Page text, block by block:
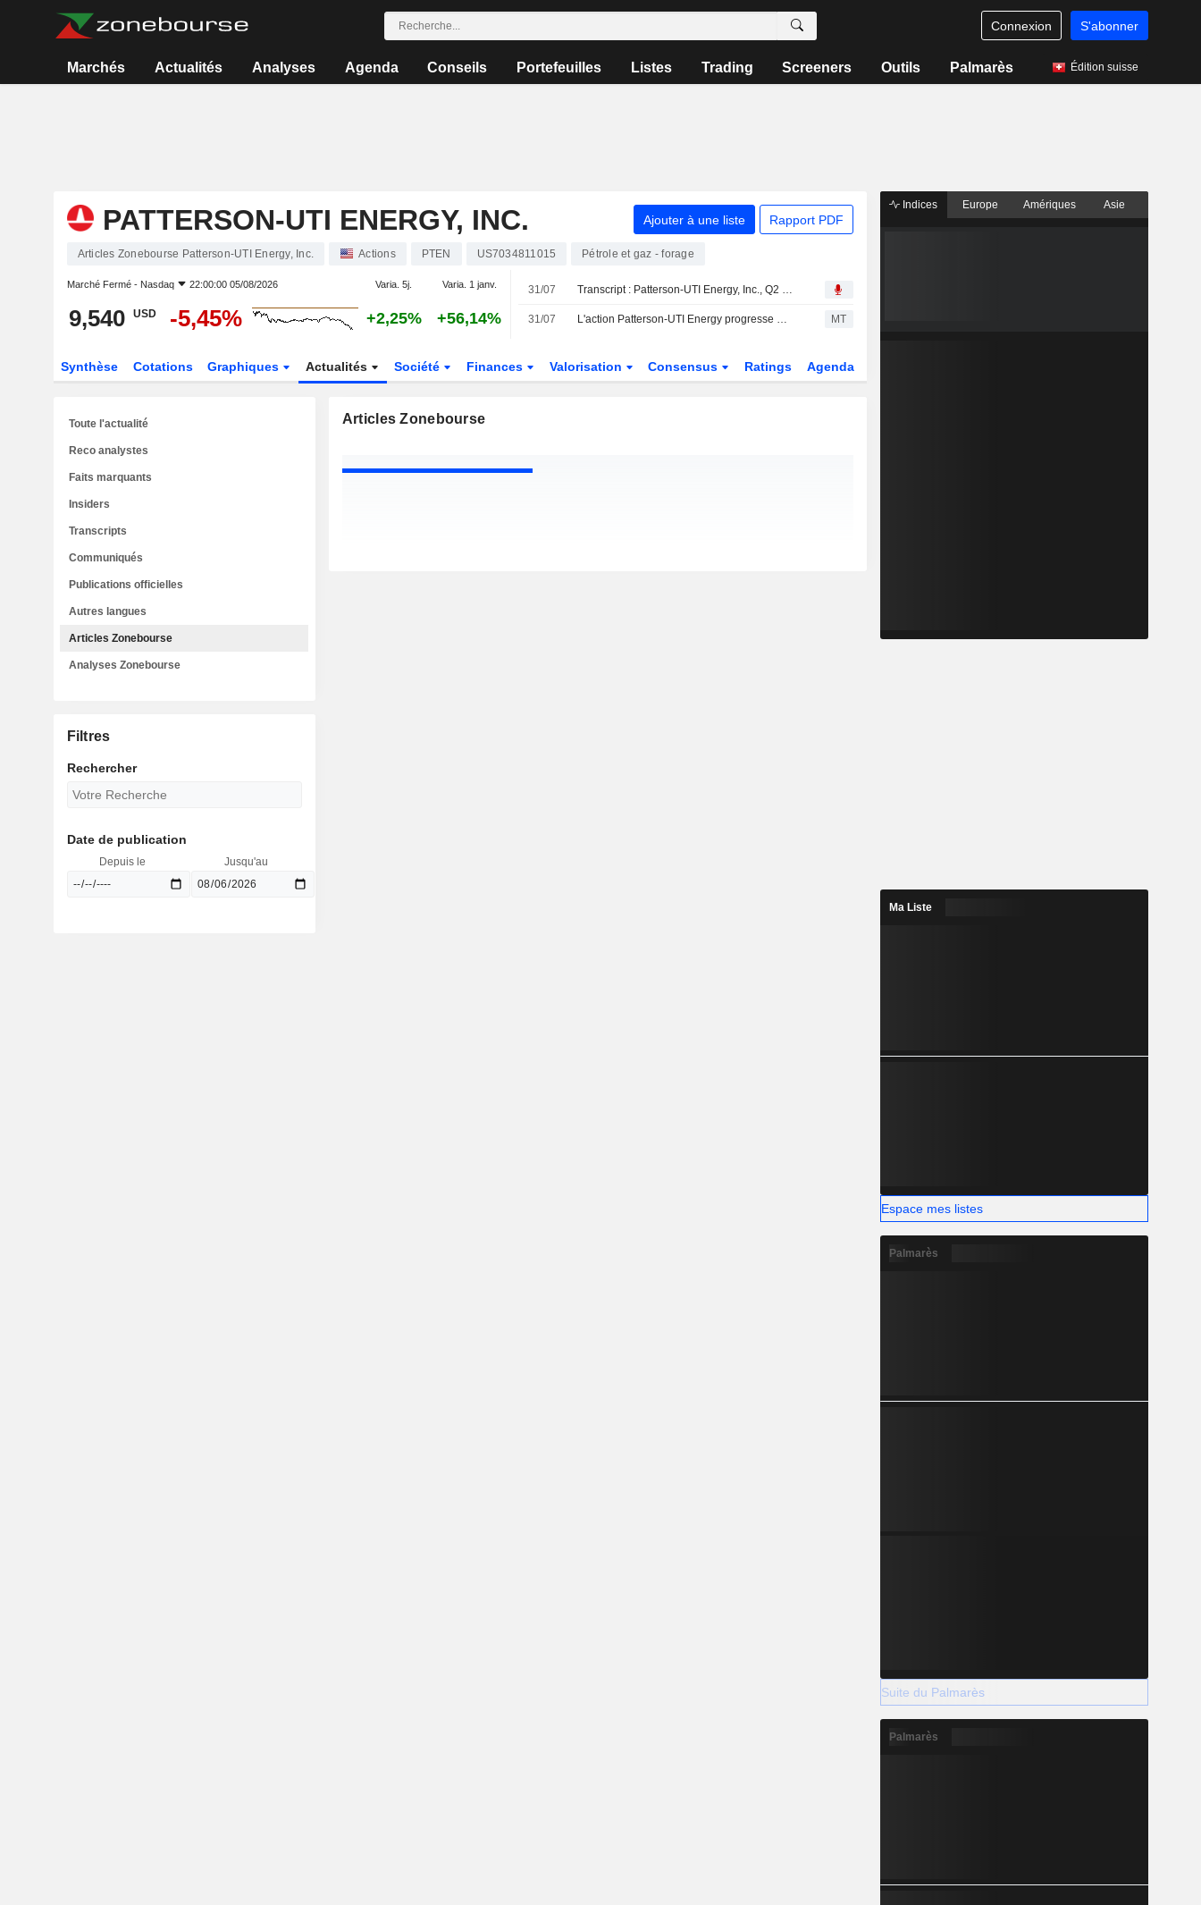
Connexion S'abonner
Marchés Actualités Analyses Agenda Conseils Portefeuilles Listes Trading Screeners Outils Palmarès Édition suisse
PATTERSON-UTI ENERGY, INC. Ajouter à une liste Rapport PDF
Articles Zonebourse Patterson-UTI Energy, Inc. Actions PTEN US7034811015 Pétrole et gaz - forage
Marché Fermé - Nasdaq 22:00:00 05/08/2026 Varia. 5j. Varia. 1 janv.
9,540 USD -5,45% +2,25% +56,14%
31/07 Transcript : Patterson-UTI Energy, Inc., Q2 2026 Earnings Call, Jul 30, 2026
31/07 L'action Patterson-UTI Energy progresse après un relèvement de recommandation par JPMorgan MT
Synthèse Cotations Graphiques Actualités Société Finances Valorisation Consensus Ratings Agenda
Articles Zonebourse
Toute l'actualité
Reco analystes
Faits marquants
Insiders
Transcripts
Communiqués
Publications officielles
Autres langues
Articles Zonebourse
Analyses Zonebourse
Filtres
Rechercher
Date de publication
Depuis le Jusqu'au
Indices Europe Amériques Asie
Ma Liste
Espace mes listes
Palmarès
Suite du Palmarès
Palmarès